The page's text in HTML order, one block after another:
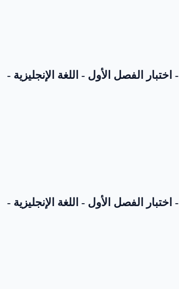
الموضوع رقم 34 - اختبار الفصل الأول - اللغة الإنجليزية -
الموضوع رقم 33 - اختبار الفصل الأول - اللغة الإنجليزية -